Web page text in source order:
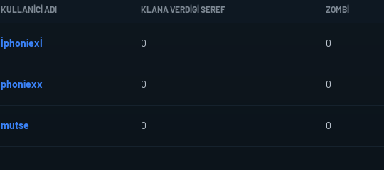
KULLANICI ADI KLANA VERDIGI SEREF ZOMBI
İphoniexİ 0 0
phoniexx 0 0
mutse 0 0